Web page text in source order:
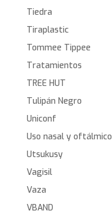
Tiedra
Tiraplastic
Tommee Tippee
Tratamientos
TREE HUT
Tulipán Negro
Uniconf
Uso nasal y oftálmico
Utsukusy
Vagisil
Vaza
VBAND